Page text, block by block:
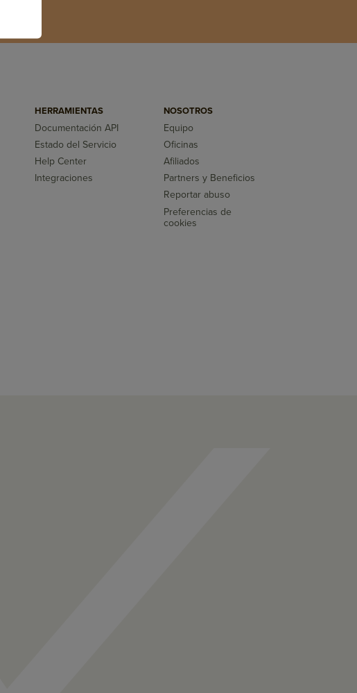
HERRAMIENTAS
Documentación API
Estado del Servicio
Help Center
Integraciones
NOSOTROS
Equipo
Oficinas
Afiliados
Partners y Beneficios
Reportar abuso
Preferencias de
cookies